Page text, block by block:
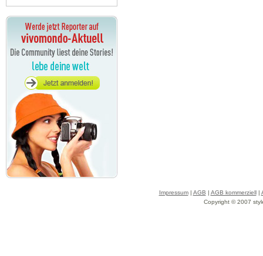
Impressum| AGB | AGB kommerziell|
Copyright © 2007